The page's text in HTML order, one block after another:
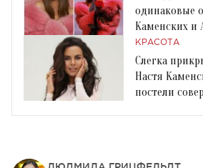
одинаковые
Каменских и
КРАСОТА
Слегка
Настя
постели